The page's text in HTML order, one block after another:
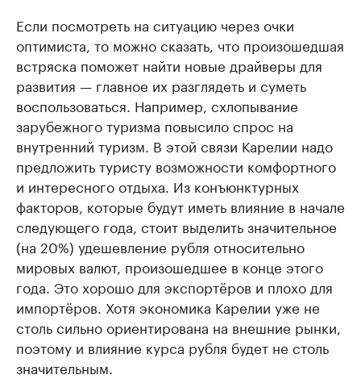
Если посмотреть на ситуацию через очки
оптимиста, то можно сказать, что произошедшая
встряска поможет найти новые драйверы для
развития — главное их разглядеть и суметь
воспользоваться. Например, схлопывание
зарубежного туризма повысило спрос на
внутренний туризм. В этой связи Карелии надо
предложить туристу возможности комфортного
и интересного отдыха. Из конъюнктурных
факторов, которые будут иметь влияние в начале
следующего года, стоит выделить значительное
(на 20%) удешевление рубля относительно
мировых валют, произошедшее в конце этого
года. Это хорошо для экспортёров и плохо для
импортёров. Хотя экономика Карелии уже не
столь сильно ориентирована на внешние рынки,
поэтому и влияние курса рубля будет не столь
значительным.